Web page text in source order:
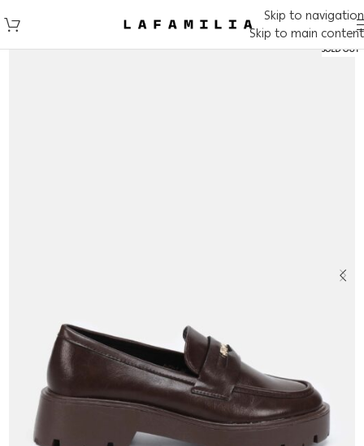
Skip to navigation
Skip to main content
SOLD OUT